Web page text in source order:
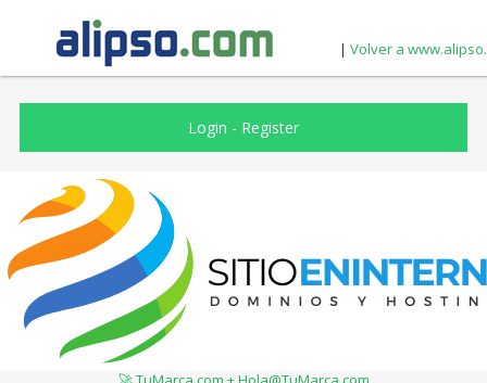
| Volver a
Login - Register